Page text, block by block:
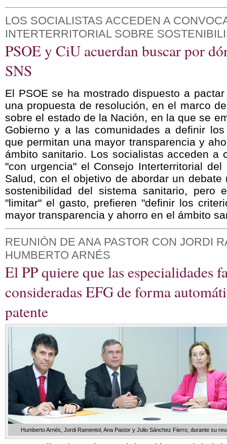
LOS SOCIALISTAS ACCEDEN A
INTERTERRITORIAL SOBRE
PSOE y CiU acuerdan buscar por
SNS
El PSOE se ha mostrado dispuesto a
una propuesta de resolución, en el marco
sobre el estado de la Nación, en la que se
Gobierno y a las comunidades a definir los
que permitan una mayor transparencia y
ámbito sanitario. Los socialistas acceden a
"con urgencia" el Consejo Interterritorial
Salud, con el objetivo de abordar un debate
sostenibilidad del sistema sanitario, pero
"limitar" el gasto, prefieren "definir los
mayor transparencia y ahorro en el ámbito
REUNIÓN DE ANA PASTOR CON JORDI
HUMBERTO ARNÉS
El PP quiere que las especialidades
consideradas EFG de forma
patente
Humberto Arnés, Jordi Ramentol, Ana Pastor y Julio Sánchez Fierro, durante su